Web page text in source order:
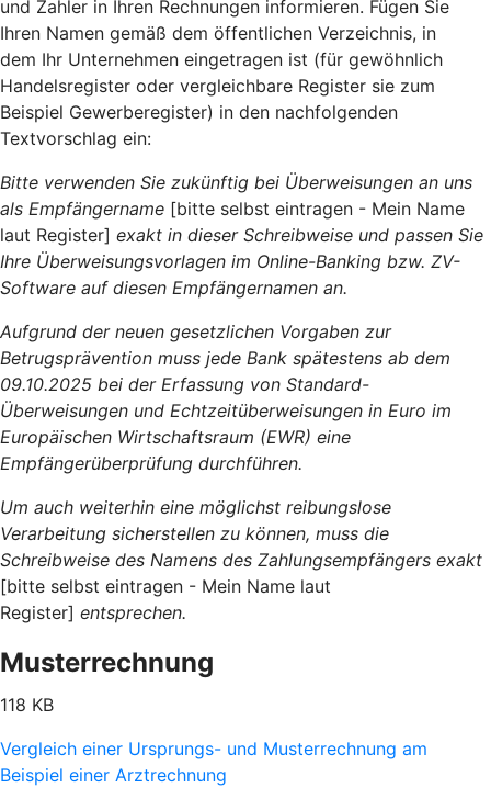
und Zahler in Ihren Rechnungen informieren. Fügen Sie
Ihren Namen gemäß dem öffentlichen Verzeichnis, in
dem Ihr Unternehmen eingetragen ist (für gewöhnlich
Handelsregister oder vergleichbare Register sie zum
Beispiel Gewerberegister) in den nachfolgenden
Textvorschlag ein:
Bitte verwenden Sie zukünftig bei Überweisungen an uns
als Empfängername [bitte selbst eintragen - Mein Name
laut Register] exakt in dieser Schreibweise und passen Sie
Ihre Überweisungsvorlagen im Online-Banking bzw. ZV-
Software auf diesen Empfängernamen an.
Aufgrund der neuen gesetzlichen Vorgaben zur
Betrugsprävention muss jede Bank spätestens ab dem
09.10.2025 bei der Erfassung von Standard-
Überweisungen und Echtzeitüberweisungen in Euro im
Europäischen Wirtschaftsraum (EWR) eine
Empfängerüberprüfung durchführen.
Um auch weiterhin eine möglichst reibungslose
Verarbeitung sicherstellen zu können, muss die
Schreibweise des Namens des Zahlungsempfängers exakt
[bitte selbst eintragen - Mein Name laut
Register] entsprechen.
Musterrechnung
118 KB
Vergleich einer Ursprungs- und Musterrechnung am
Beispiel einer Arztrechnung